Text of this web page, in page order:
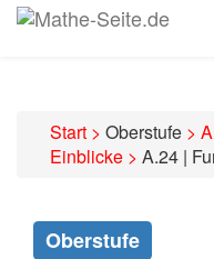
Start > Oberstufe >
Einblicke > A.24 |
Oberstufe